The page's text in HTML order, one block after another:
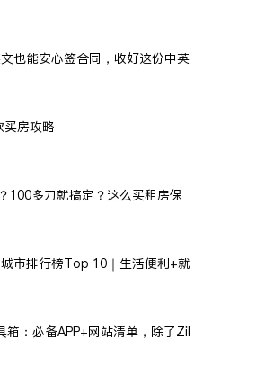
也能安心签合同，收好这份中英
房攻略
100多刀就搞定？这么买租房保
市排行榜Top 10｜生活便利+就
箱：必备APP+网站清单，除了Zil